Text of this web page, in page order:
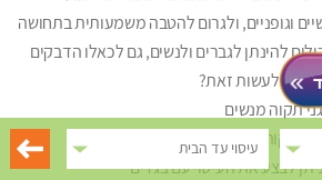
עיסוי עד הבית
וגופניים, ולגרום להטבה משמעותית בתחושה
להינתן לגברים ולנשים, גם לכאלו הדבקים
ניתן לעשות זאת?
תקוה מנשים
תקוה מגברים
לבצע את העיסוי עם בגדים